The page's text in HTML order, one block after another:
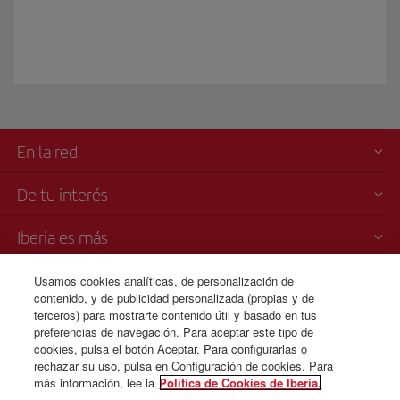
En la red
De tu interés
Iberia es más
Transparencia
Venta telefónica
+213 983 200 128
Usamos cookies analíticas, de personalización de
contenido, y de publicidad personalizada (propias y de
terceros) para mostrarte contenido útil y basado en tus
preferencias de navegación. Para aceptar este tipo de
cookies, pulsa el botón Aceptar. Para configurarlas o
rechazar su uso, pulsa en Configuración de cookies. Para
más información, lee la Política de Cookies de Iberia.